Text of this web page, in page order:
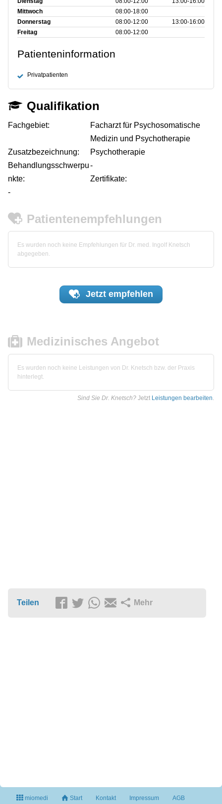
Mittwoch
08:00‑18:00
Donnerstag
08:00‑12:00
13:00‑16:00
Freitag
08:00‑12:00
Patienteninformation
Privatpatienten
Qualifikation
Fachgebiet:
Facharzt für Psychosomatische
Medizin und Psychotherapie
Zusatzbezeichnung:
Psychotherapie
Behandlungsschwerpu
nkte:
-
Zertifikate:
-
Patientenempfehlungen
Es wurden noch keine Empfehlungen für Dr. med. Ingolf Knetsch
abgegeben.
Jetzt empfehlen
Medizinisches Angebot
Es wurden noch keine Leistungen von Dr. Knetsch bzw. der Praxis
hinterlegt.
Sind Sie Dr. Knetsch? Jetzt Leistungen bearbeiten.
Teilen Mehr
miomedi Start Kontakt Impressum AGB